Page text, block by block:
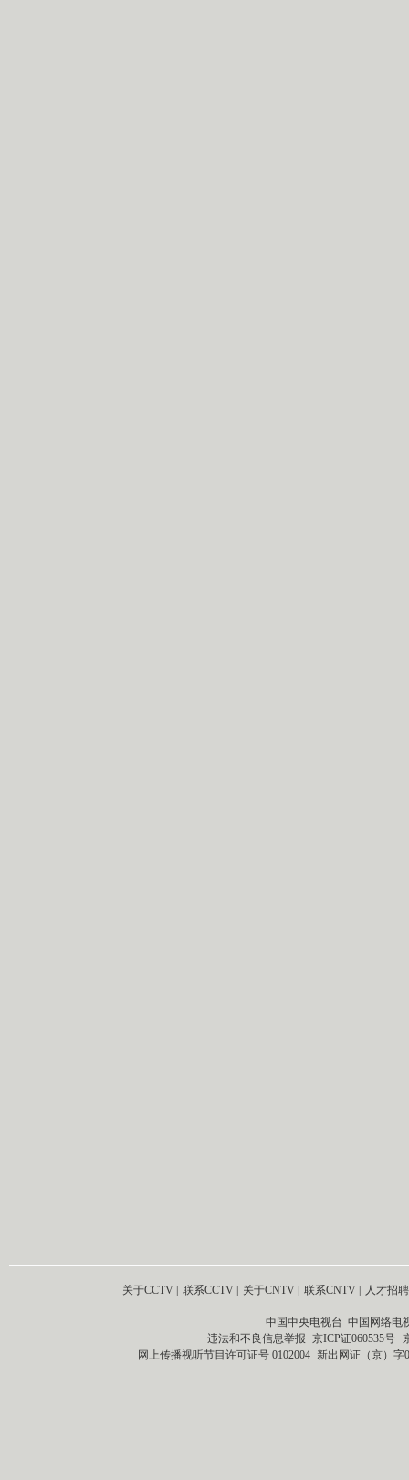
关于CCTV 联系CCTV 关于CNTV 联系CNTV 人才招聘
中国中央电视台 中国网络电
违法和不良信息举报 京ICP证060535号
网上传播视听节目许可证号 0102004 新出网证（京）